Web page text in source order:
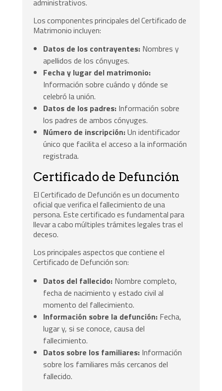
administrativos.
Los componentes principales del Certificado de
Matrimonio incluyen:
Datos de los contrayentes: Nombres y
apellidos de los cónyuges.
Fecha y lugar del matrimonio:
Información sobre cuándo y dónde se
celebró la unión.
Datos de los padres: Información sobre
los padres de ambos cónyuges.
Número de inscripción:Un identificador
único que facilita el acceso a la información
registrada.
Certificado de Defunción
El Certificado de Defunción es un documento
oficial que verifica el fallecimiento de una
persona. Este certificado es fundamental para
llevar a cabo múltiples trámites legales tras el
deceso.
Los principales aspectos que contiene el
Certificado de Defunción son:
Datos del fallecido: Nombre completo,
fecha de nacimiento y estado civil al
momento del fallecimiento.
Información sobre la defunción: Fecha,
lugar y, si se conoce, causa del
fallecimiento.
Datos sobre los familiares: Información
sobre los familiares más cercanos del
fallecido.